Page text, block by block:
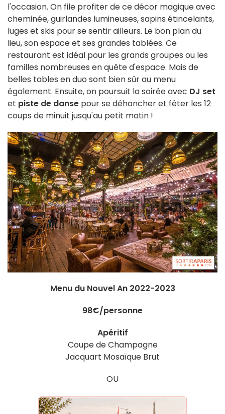
l'occasion. On file profiter de ce décor magique avec
cheminée, guirlandes lumineuses, sapins étincelants,
luges et skis pour se sentir ailleurs. Le bon plan du
lieu, son espace et ses grandes tablées. Ce
restaurant est idéal pour les grands groupes ou les
familles nombreuses en quête d'espace. Mais de
belles tables en duo sont bien sûr au menu
également. Ensuite, on poursuit la soirée avec DJ set
et piste de danse pour se déhancher et fêter les 12
coups de minuit jusqu'au petit matin !
Menu du Nouvel An 2022-2023
98€/personne
Apéritif
Coupe de Champagne
Jacquart Mosaïque Brut
OU